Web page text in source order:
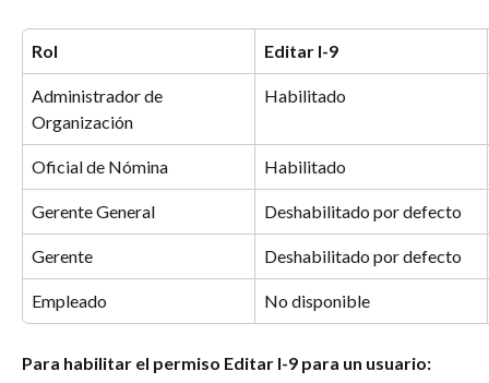
Rol Editar I-9
Administrador de
Organización
Habilitado
Oficial de Nómina Habilitado
Gerente General Deshabilitado por defecto
Gerente Deshabilitado por defecto
Empleado No disponible
Para habilitar el permiso Editar I-9 para un usuario: